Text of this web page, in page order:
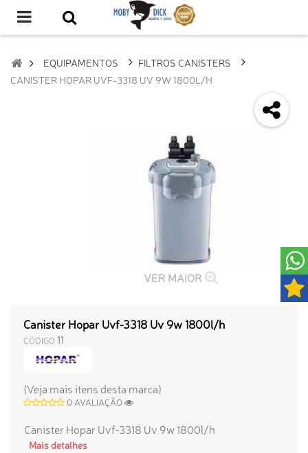
EQUIPAMENTOS
FILTROS CANISTERS
CANISTER HOPAR UVF-3318 UV 9W 1800L/H
VER MAIOR
Canister Hopar Uvf-3318 Uv 9w 1800l/h
CÓDIGO 11
(Veja mais itens desta marca)
0 AVALIAÇÃO
Canister Hopar Uvf-3318 Uv 9w 1800l/h
Mais detalhes